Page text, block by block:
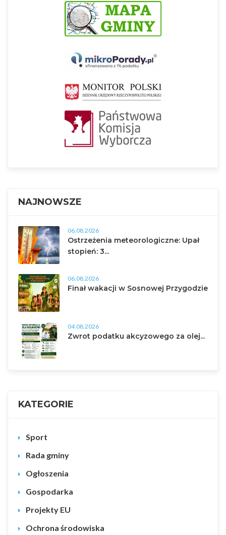
NAJNOWSZE
06.08.2026
Ostrzeżenia meteorologiczne: Upał
stopień: 3...
06.08.2026
Finał wakacji w Sosnowej Przygodzie
04.08.2026
Zwrot podatku akcyzowego za olej...
KATEGORIE
Sport
Rada gminy
Ogłoszenia
Gospodarka
Projekty EU
Ochrona środowiska